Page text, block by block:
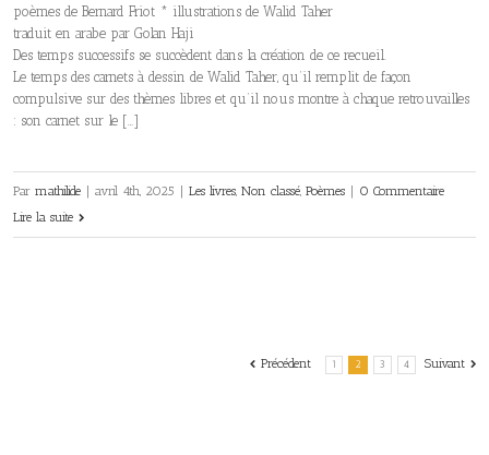
poèmes de Bernard Friot * illustrations de Walid Taher
traduit en arabe par Golan Haji
Des temps successifs se succèdent dans la création de ce recueil.
Le temps des carnets à dessin de Walid Taher, qu’il remplit de façon
compulsive sur des thèmes libres et qu’il nous montre à chaque retrouvailles
: son carnet sur le […]
Par mathilide avril 4th, 2025 Les livres, Non classé, Poèmes
0 Commentaire
Lire la suite
Précédent 1 2 3 4 Suivant